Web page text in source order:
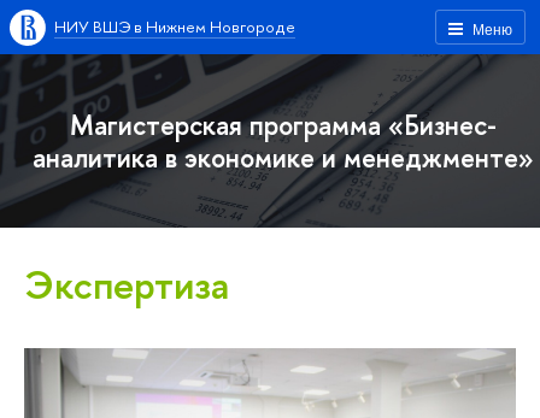
Меню
НИУ ВШЭ в Нижнем Новгороде
Магистерская программа «Бизнес-
аналитика в экономике и менеджменте»
Экспертиза